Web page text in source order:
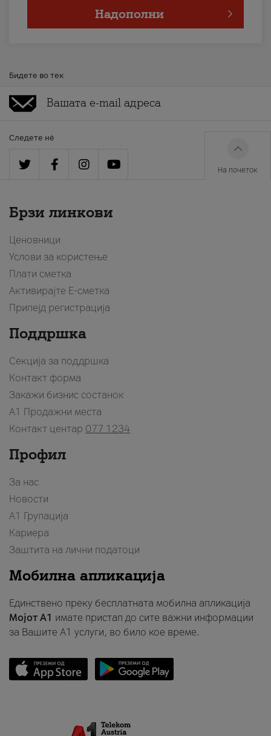
Надополни
Бидете во тек
Следете нè
На почеток
Брзи линкови
Ценовници
Услови за користење
Плати сметка
Активирајте Е-сметка
Припејд регистрација
Поддршка
Секција за поддршка
Контакт форма
Закажи бизнис состанок
A1 Продажни места
Контакт центар 077 1234
Профил
За нас
Новости
А1 Групација
Кариера
Заштита на лични податоци
Мобилна апликација
Единствено преку бесплатната мобилна апликација
Мојот A1 имате пристап до сите важни информации
за Вашите A1 услуги, во било кое време.